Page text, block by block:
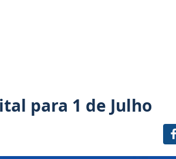
para 1 de Julho